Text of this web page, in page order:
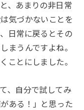
、あまりの非日常
気づかないことを
日常に戻るとその
まうんですよね。
ことにしました。
、自分で試してみ
ある！」と思った